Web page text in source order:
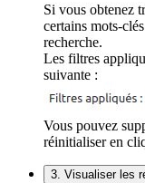
Si vous obtenez
certains mots-
recherche.
Les filtres
suivante :
Vous pouvez
réinitialiser en
3. Visualiser les